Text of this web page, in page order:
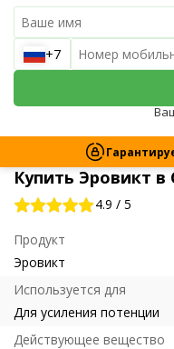
Купить Эровикт в
4.9 / 5
Продукт
Эровикт
Используется для
Для усиления потенции
Действующее вещество
+7